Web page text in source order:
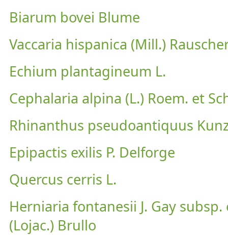
Biarum bovei Blume
Vaccaria hispanica (Mill.)
Echium plantagineum L.
Cephalaria alpina (L.) Roem. et
Rhinanthus pseudoantiquus
Epipactis exilis P. Delforge
Quercus cerris L.
Herniaria fontanesii J. Gay
(Lojac.) Brullo